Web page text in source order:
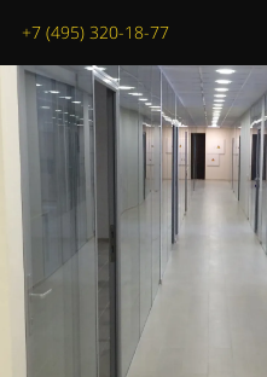
+7 (495) 320-18-77